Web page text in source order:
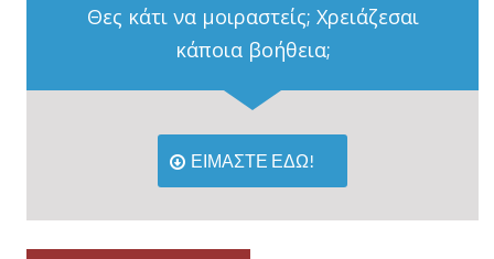
Θες κάτι να μοιραστείς; Χρειάζεσαι
κάποια βοήθεια;
ΕΙΜΑΣΤΕ ΕΔΩ!